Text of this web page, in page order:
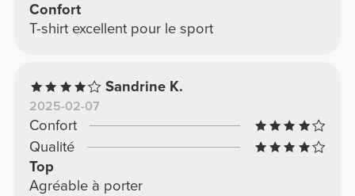
Confort
T-shirt excellent pour le sport
Sandrine K.
2025-02-07
Confort
Qualité
Top
Agréable à porter